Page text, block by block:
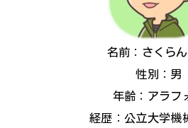
名前：さくら
性別：男
年齢：アラフ
経歴：公立大学機